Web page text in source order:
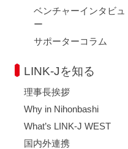
ベンチャーインタビュ
ー
サポーターコラム
LINK-Jを知る
理事長挨拶
Why in Nihonbashi
What’s LINK-J WEST
国内外連携